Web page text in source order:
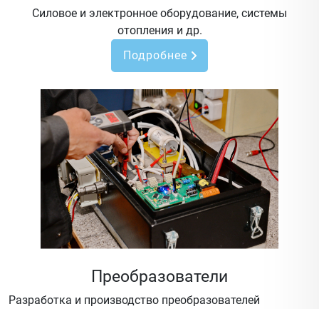
Силовое и электронное оборудование, системы
отопления и др.
Подробнее
Преобразователи
Разработка и производство преобразователей